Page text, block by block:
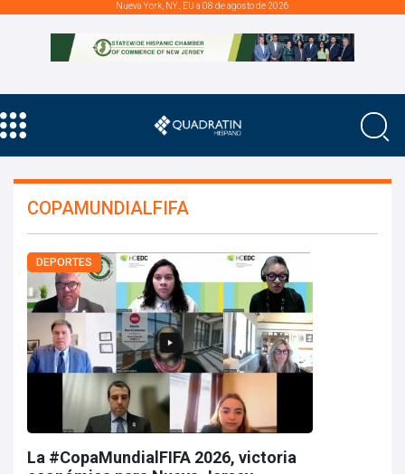
Nueva York, NY., EU a 08 de agosto de 2026
COPAMUNDIALFIFA
DEPORTES
La #CopaMundialFIFA 2026, victoria